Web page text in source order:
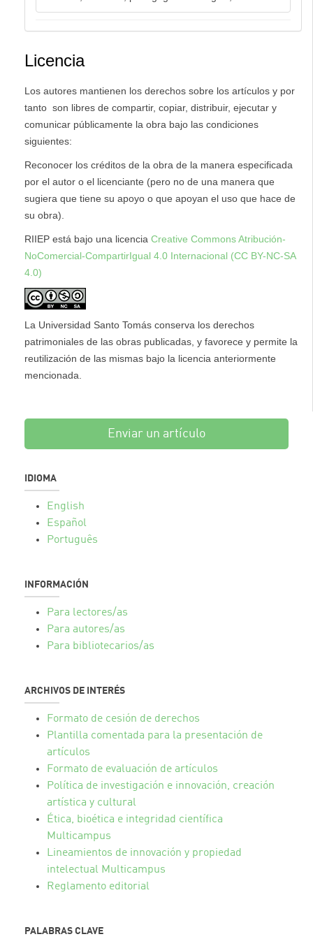
Licencia
Los autores mantienen los derechos sobre los artículos y por
tanto son libres de compartir, copiar, distribuir, ejecutar y
comunicar públicamente la obra bajo las condiciones
siguientes:
Reconocer los créditos de la obra de la manera especificada
por el autor o el licenciante (pero no de una manera que
sugiera que tiene su apoyo o que apoyan el uso que hace de
su obra).
RIIEP está bajo una licencia Creative Commons Atribución-
NoComercial-CompartirIgual 4.0 Internacional (CC BY-NC-SA
4.0)
La Universidad Santo Tomás conserva los derechos
patrimoniales de las obras publicadas, y favorece y permite la
reutilización de las mismas bajo la licencia anteriormente
mencionada.
Enviar un artículo
IDIOMA
English
Español
Português
INFORMACIÓN
Para lectores/as
Para autores/as
Para bibliotecarios/as
ARCHIVOS DE INTERÉS
Formato de cesión de derechos
Plantilla comentada para la presentación de
artículos
Formato de evaluación de artículos
Política de investigación e innovación, creación
artística y cultural
Ética, bioética e integridad científica
Multicampus
Lineamientos de innovación y propiedad
intelectual Multicampus
Reglamento editorial
PALABRAS CLAVE